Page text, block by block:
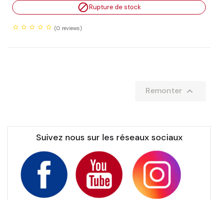
Rupture de stock
(0 reviews)
Remonter 
Suivez nous sur les réseaux sociaux